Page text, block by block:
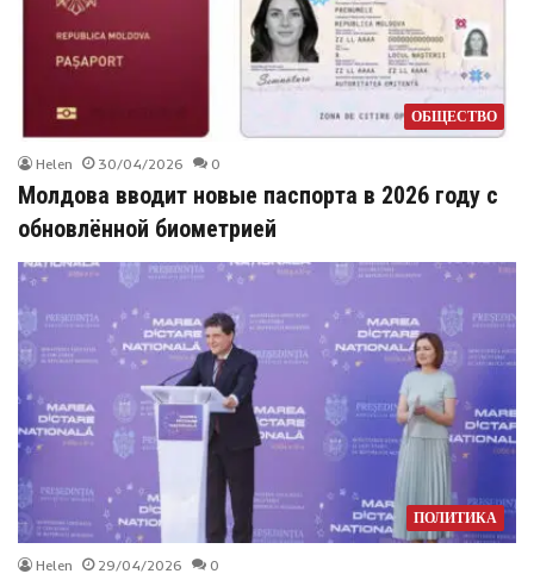
ОБЩЕСТВО
Helen 30/04/2026 0
Молдова вводит новые паспорта в 2026 году с
обновлённой биометрией
ПОЛИТИКА
Helen 29/04/2026 0